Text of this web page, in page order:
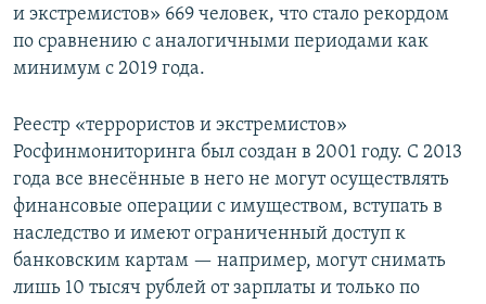
и экстремистов» 669 человек, что стало рекордом
по сравнению с аналогичными периодами как
минимум с 2019 года.
Реестр «террористов и экстремистов»
Росфинмониторинга был создан в 2001 году. С 2013
года все внесённые в него не могут осуществлять
финансовые операции с имуществом, вступать в
наследство и имеют ограниченный доступ к
банковским картам — например, могут снимать
лишь 10 тысяч рублей от зарплаты и только по